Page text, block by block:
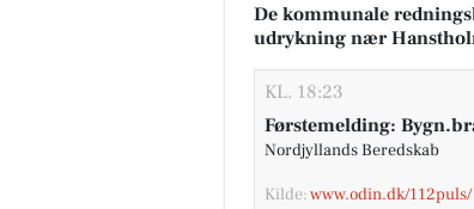
De kommunale
udrykning nær
KL. 18:23
Førstemelding:
Nordjyllands Beredskab
Kilde:www.odin.dk/112puls/